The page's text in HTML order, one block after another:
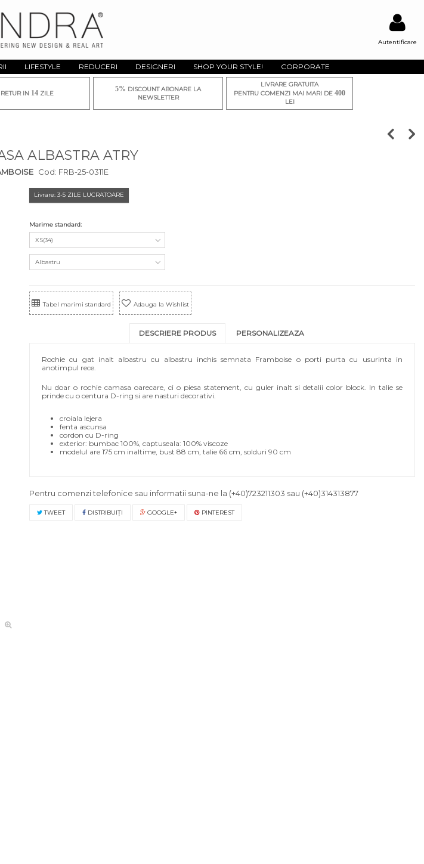
Autentificare
LIFESTYLE REDUCERI DESIGNERI SHOP YOUR STYLE! CORPORATE
RETUR IN 14ZILE
5% DISCOUNT ABONARE LA
NEWSLETTER
LIVRARE GRATUITA
PENTRU COMENZI MAI MARI DE 400
LEI
ALBASTRA ATRY
Cod: FRB-25-0311E
Livrare: 3-5 ZILE LUCRATOARE
Marime standard:
XS(34)
Albastru
Tabel marimi standard Adauga la Wishlist
DESCRIERE PRODUS PERSONALIZEAZA
Rochie cu gat inalt albastru cu albastru inchis semnata Framboise o porti purta cu usurinta in
anotimpul rece.
Nu doar o rochie camasa oarecare, ci o piesa statement, cu guler inalt si detalii color block. In talie se
prinde cu o centura D-ring si are nasturi decorativi.
croiala lejera
fenta ascunsa
cordon cu D-ring
exterior: bumbac 100%, captuseala: 100% viscoze
modelul are 175 cm inaltime, bust 88 cm, talie 66 cm, solduri 90 cm
Pentru comenzi telefonice sau informatii suna-ne la (+40)723211303 sau (+40)314313877
TWEET DISTRIBUIŢI GOOGLE+ PINTEREST